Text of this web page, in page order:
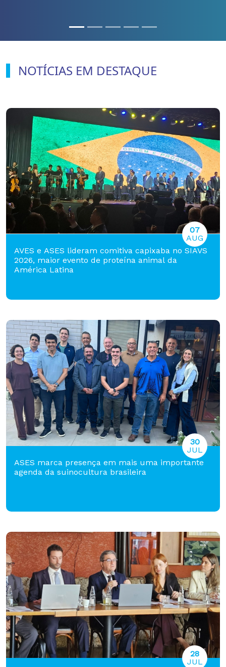
NOTÍCIAS EM DESTAQUE
AVES e ASES lideram comitiva capixaba no SIAVS
2026, maior evento de proteína animal da
América Latina
07
AUG
ASES marca presença em mais uma importante
agenda da suinocultura brasileira
30
JUL
28
JUL